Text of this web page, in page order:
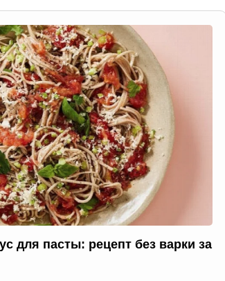
для пасты: рецепт без варки за